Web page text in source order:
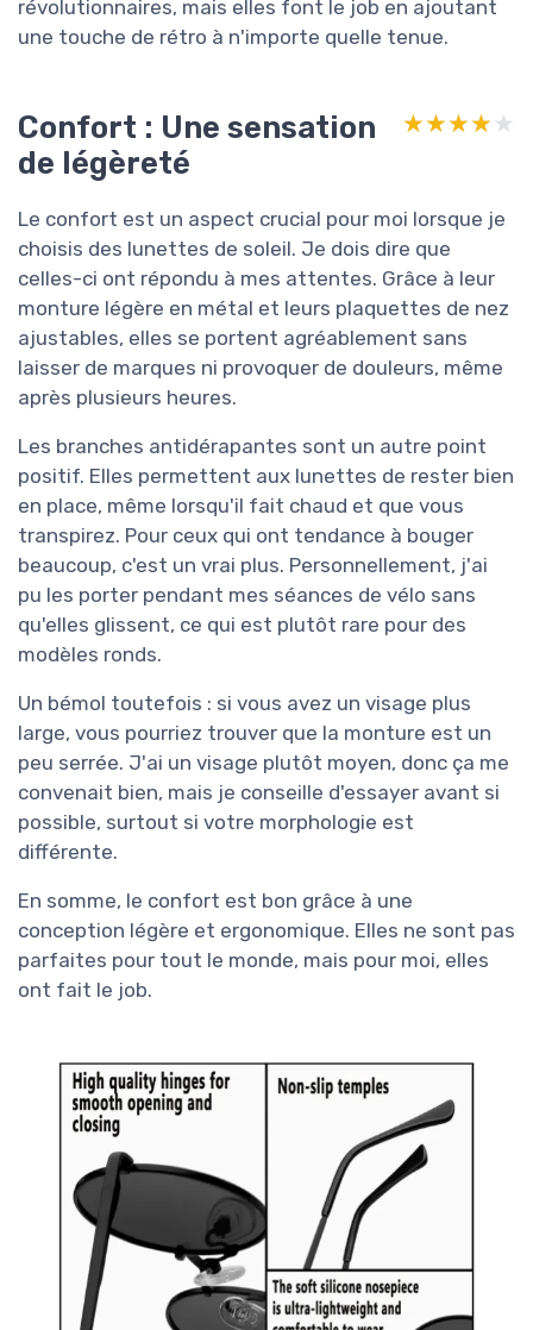
révolutionnaires, mais elles font le job en ajoutant
une touche de rétro à n'importe quelle tenue.
Confort : Une sensation
de légèreté
★★★★★
★★★★★
Le confort est un aspect crucial pour moi lorsque je
choisis des lunettes de soleil. Je dois dire que
celles-ci ont répondu à mes attentes. Grâce à leur
monture légère en métal et leurs plaquettes de nez
ajustables, elles se portent agréablement sans
laisser de marques ni provoquer de douleurs, même
après plusieurs heures.
Les branches antidérapantes sont un autre point
positif. Elles permettent aux lunettes de rester bien
en place, même lorsqu'il fait chaud et que vous
transpirez. Pour ceux qui ont tendance à bouger
beaucoup, c'est un vrai plus. Personnellement, j'ai
pu les porter pendant mes séances de vélo sans
qu'elles glissent, ce qui est plutôt rare pour des
modèles ronds.
Un bémol toutefois : si vous avez un visage plus
large, vous pourriez trouver que la monture est un
peu serrée. J'ai un visage plutôt moyen, donc ça me
convenait bien, mais je conseille d'essayer avant si
possible, surtout si votre morphologie est
différente.
En somme, le confort est bon grâce à une
conception légère et ergonomique. Elles ne sont pas
parfaites pour tout le monde, mais pour moi, elles
ont fait le job.